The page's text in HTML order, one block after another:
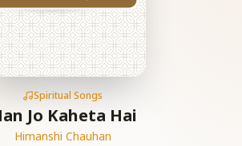
Spiritual Songs
Jo Kaheta Hai
Himanshi Chauhan